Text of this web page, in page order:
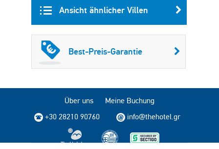
Ansicht ähnlicher Villen
Best-Preis-Garantie
Über uns
Meine Buchung
+30 28210 90760
info@thehotel.gr